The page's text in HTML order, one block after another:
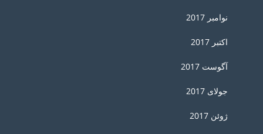
نوامبر 2017
اکتبر 2017
آگوست 2017
جولای 2017
ژوئن 2017